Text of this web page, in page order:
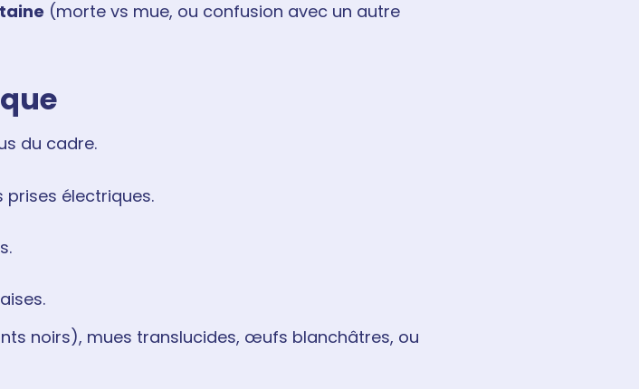
(morte vs mue, ou confusion avec un autre
du cadre.
prises électriques.
noirs), mues translucides, œufs blanchâtres, ou